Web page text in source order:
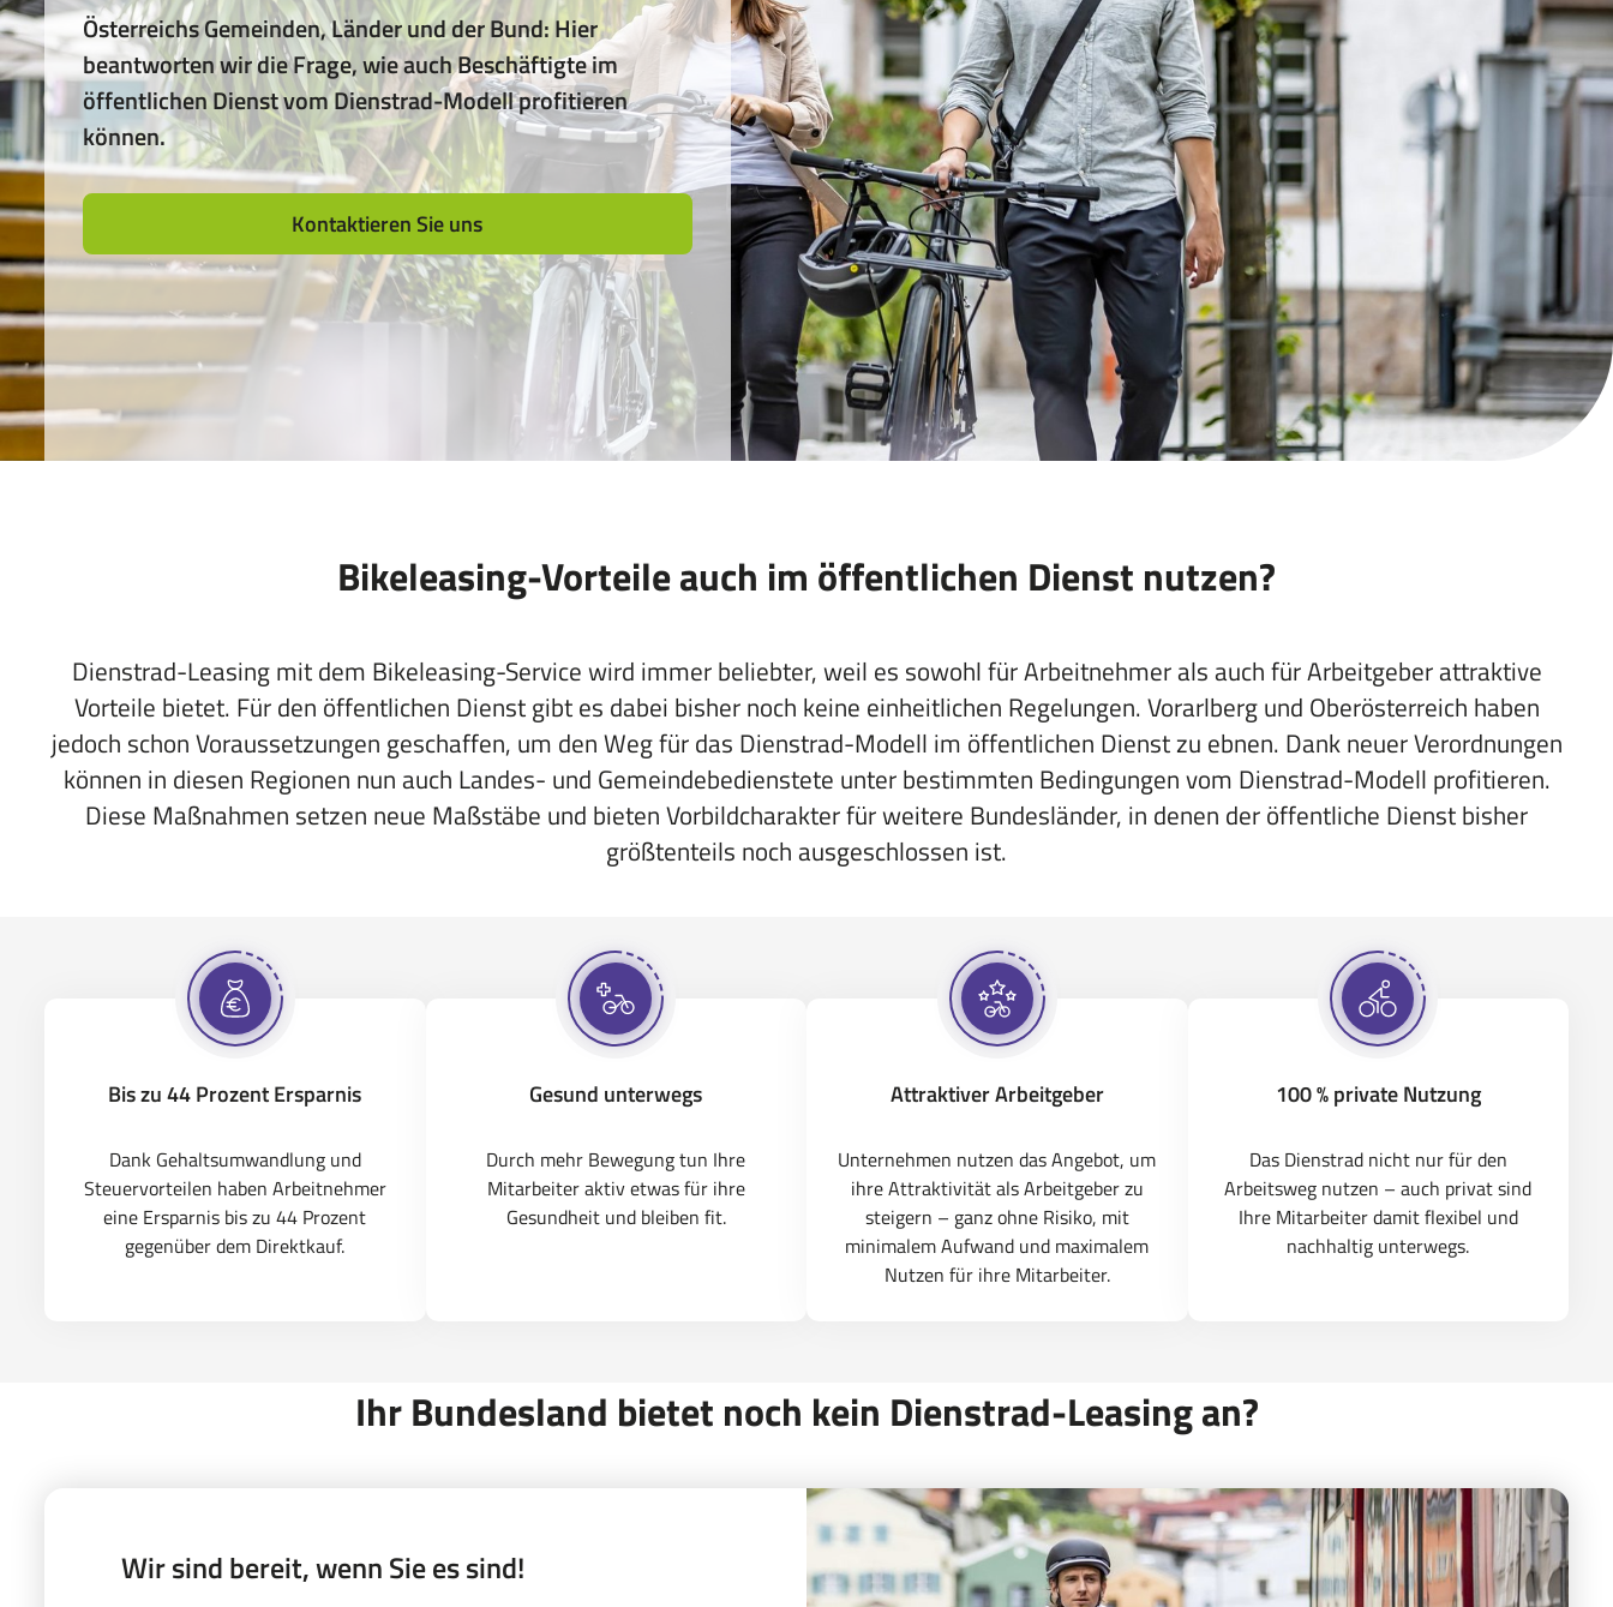
für
das
Leasen
von
E-
Bikes,
Pedelecs
u.v.m.
Österreichs Gemeinden, Länder und der Bund: Hier
beantworten wir die Frage, wie auch Beschäftigte im
öffentlichen Dienst vom Dienstrad-Modell profitieren
können.
Kontaktieren Sie uns
Bikeleasing-Vorteile auch im öffentlichen Dienst nutzen?
Dienstrad-Leasing mit dem Bikeleasing-Service wird immer beliebter, weil es sowohl für Arbeitnehmer als auch für Arbeitgeber attraktive
Vorteile bietet. Für den öffentlichen Dienst gibt es dabei bisher noch keine einheitlichen Regelungen. Vorarlberg und Oberösterreich haben
jedoch schon Voraussetzungen geschaffen, um den Weg für das Dienstrad-Modell im öffentlichen Dienst zu ebnen. Dank neuer Verordnungen
können in diesen Regionen nun auch Landes- und Gemeindebedienstete unter bestimmten Bedingungen vom Dienstrad-Modell profitieren.
Diese Maßnahmen setzen neue Maßstäbe und bieten Vorbildcharakter für weitere Bundesländer, in denen der öffentliche Dienst bisher
größtenteils noch ausgeschlossen ist.
Bis zu 44 Prozent Ersparnis
Dank Gehaltsumwandlung und
Steuervorteilen haben Arbeitnehmer
eine Ersparnis bis zu 44 Prozent
gegenüber dem Direktkauf.
Gesund unterwegs
Durch mehr Bewegung tun Ihre
Mitarbeiter aktiv etwas für ihre
Gesundheit und bleiben fit.
Attraktiver Arbeitgeber
Unternehmen nutzen das Angebot, um
ihre Attraktivität als Arbeitgeber zu
steigern – ganz ohne Risiko, mit
minimalem Aufwand und maximalem
Nutzen für ihre Mitarbeiter.
100 % private Nutzung
Das Dienstrad nicht nur für den
Arbeitsweg nutzen – auch privat sind
Ihre Mitarbeiter damit flexibel und
nachhaltig unterwegs.
Ihr Bundesland bietet noch kein Dienstrad-Leasing an?
Wir sind bereit, wenn Sie es sind!